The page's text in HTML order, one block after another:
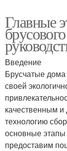
Главные
Введение
Брусчатые дома
своей
качественным
технологию
основные этапы
предоставим